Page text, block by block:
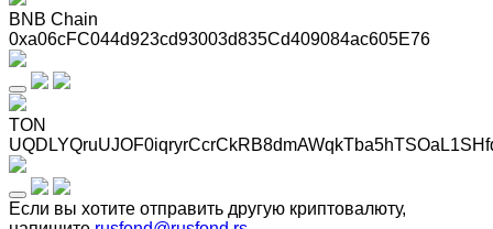
BNB Chain
0xa06cFC044d923cd93003d835Cd409084ac605E76
TON
Если вы хотите отправить другую криптовалюту,